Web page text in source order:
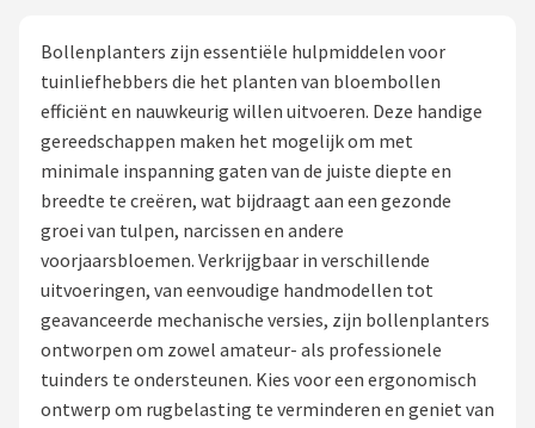
Grastrimmers
Onkruidbranders
Shop
To the South
GARDENA
Talen Tools
Bollenplanters zijn essentiële hulpmiddelen voor
tuinliefhebbers die het planten van bloembollen
efficiënt en nauwkeurig willen uitvoeren. Deze handige
gereedschappen maken het mogelijk om met
minimale inspanning gaten van de juiste diepte en
breedte te creëren, wat bijdraagt aan een gezonde
groei van tulpen, narcissen en andere
voorjaarsbloemen. Verkrijgbaar in verschillende
uitvoeringen, van eenvoudige handmodellen tot
geavanceerde mechanische versies, zijn bollenplanters
ontworpen om zowel amateur- als professionele
tuinders te ondersteunen. Kies voor een ergonomisch
ontwerp om rugbelasting te verminderen en geniet van